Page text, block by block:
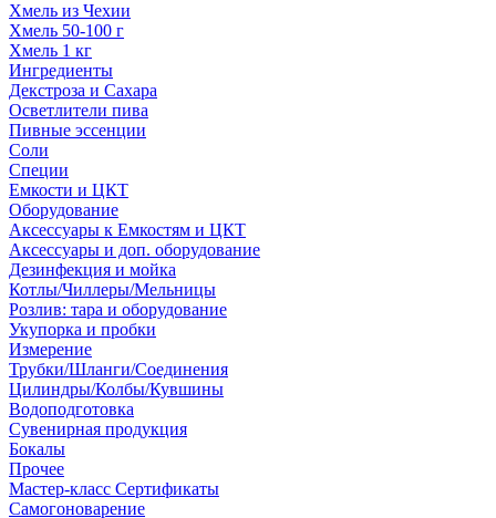
Хмель из Чехии
Хмель 50-100 г
Хмель 1 кг
Ингредиенты
Декстроза и Сахара
Осветлители пива
Пивные эссенции
Соли
Специи
Емкости и ЦКТ
Оборудование
Аксессуары к Емкостям и ЦКТ
Аксессуары и доп. оборудование
Дезинфекция и мойка
Котлы/Чиллеры/Мельницы
Розлив: тара и оборудование
Укупорка и пробки
Измерение
Трубки/Шланги/Соединения
Цилиндры/Колбы/Кувшины
Водоподготовка
Сувенирная продукция
Бокалы
Прочее
Мастер-класс Сертификаты
Самогоноварение